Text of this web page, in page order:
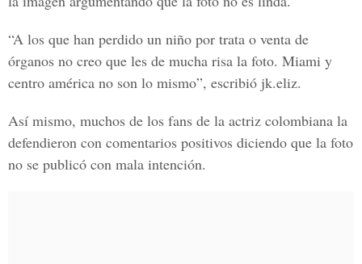
“A los que han perdido un niño por trata o venta de
órganos no creo que les de mucha risa la foto. Miami y
centro américa no son lo mismo”, escribió jk.eliz.
Así mismo, muchos de los fans de la actriz colombiana la
defendieron con comentarios positivos diciendo que la foto
no se publicó con mala intención.